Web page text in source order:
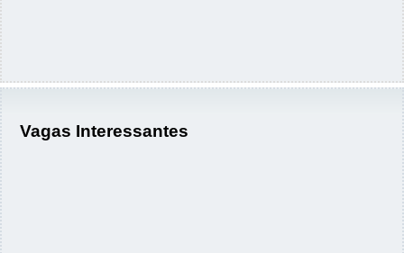
Vagas Interessantes